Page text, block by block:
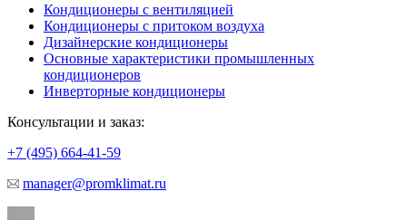
Кондиционеры с вентиляцией
Кондиционеры с притоком воздуха
Дизайнерские кондиционеры
Основные характеристики промышленных
кондиционеров
Инверторные кондиционеры
Консультации и заказ:
+7 (495) 664-41-59
manager@promklimat.ru